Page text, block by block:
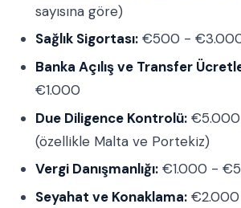
sayısına göre)
Sağlık Sigortası: €500 -
Banka Açılış ve Transfer
€1.000
Due Diligence Kontrolü:
(özellikle Malta ve Portekiz)
Vergi Danışmanlığı: €1.000 -
Seyahat ve Konaklama: